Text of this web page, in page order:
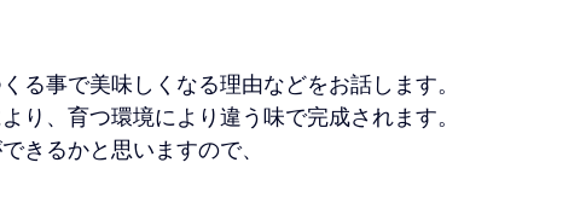
る事で美味しくなる理由などをお話します。
り、育つ環境により違う味で完成されます。
きるかと思いますので、